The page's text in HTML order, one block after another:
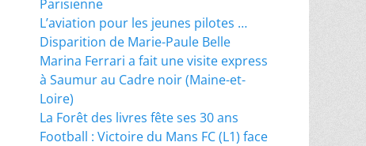
Parisienne
L’aviation pour les jeunes pilotes …
Disparition de Marie-Paule Belle
Marina Ferrari a fait une visite express
à Saumur au Cadre noir (Maine-et-
Loire)
La Forêt des livres fête ses 30 ans
Football : Victoire du Mans FC (L1) face